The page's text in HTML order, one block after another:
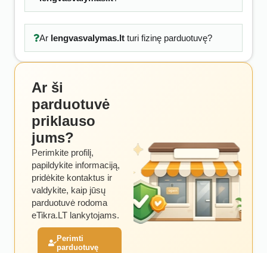
Ar lengvasvalymas.ltturi fizinę parduotuvę?
Ar ši
parduotuvė
priklauso
jums?
Perimkite profilį,
papildykite informaciją,
pridėkite kontaktus ir
valdykite, kaip jūsų
parduotuvė rodoma
eTikra.LT lankytojams.
Perimti
parduotuvę